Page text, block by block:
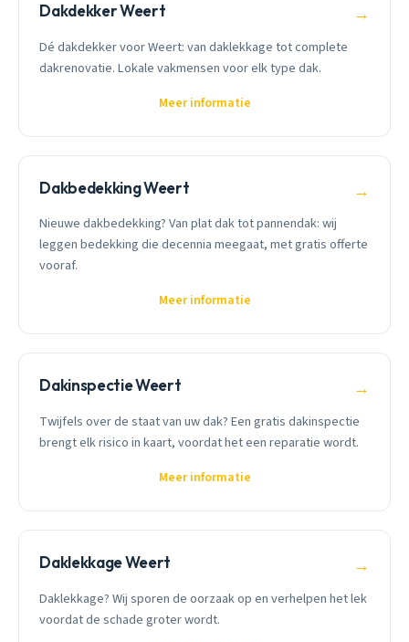
Dakdekker Weert →
Dé dakdekker voor Weert: van daklekkage tot complete
dakrenovatie. Lokale vakmensen voor elk type dak.
Meer informatie
Dakbedekking Weert →
Nieuwe dakbedekking? Van plat dak tot pannendak: wij
leggen bedekking die decennia meegaat, met gratis offerte
vooraf.
Meer informatie
Dakinspectie Weert →
Twijfels over de staat van uw dak? Een gratis dakinspectie
brengt elk risico in kaart, voordat het een reparatie wordt.
Meer informatie
Daklekkage Weert →
Daklekkage? Wij sporen de oorzaak op en verhelpen het lek
voordat de schade groter wordt.